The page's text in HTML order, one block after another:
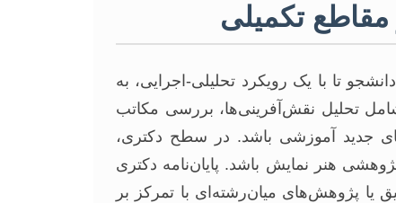
مقاطع تکمیلی
تا با یک رویکرد تحلیلی-اجرایی، به
تحلیل نقش‌آفرینی‌ها، بررسی مکاتب
جدید آموزشی باشد. در سطح دکتری،
هنر نمایش باشد. پایان‌نامه دکتری
یا پژوهش‌های میان‌رشته‌ای با تمرکز بر